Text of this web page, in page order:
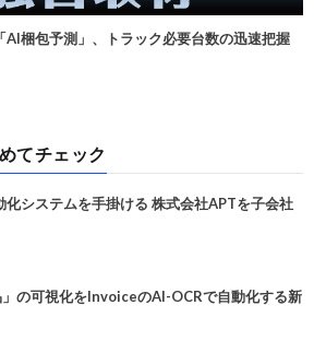
AI梱包予測」、トラック必要台数の迅速把握
てチェック
システムを手掛ける 株式会社APTを子会社
の可視化をInvoiceのAI-OCRで自動化する新